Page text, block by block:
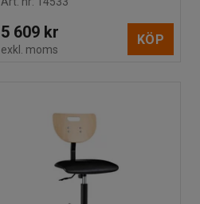
5 609 kr
exkl. moms
KÖP